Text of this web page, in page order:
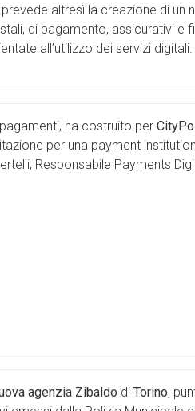
altresì la creazione di un
di pagamento, assicurativi e
all’utilizzo dei servizi digitali.
ha costruito per
per una payment
Responsabile Payments
agenzia Zibaldo di Torino,